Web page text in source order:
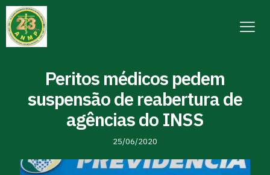
Peritos médicos pedem
suspensão de reabertura de
agências do INSS
25/06/2020